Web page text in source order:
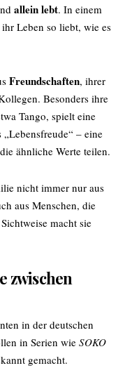
allein lebt. In einem
Leben so liebt, wie es
Freundschaften, ihrer
Besonders ihre
Tango, spielt eine
– eine
ähnliche Werte teilen.
nicht immer nur aus
aus Menschen, die
macht sie
zwischen
in der deutschen
in Serien wie SOKO
gemacht.